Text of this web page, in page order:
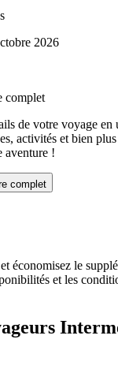
2026
complet
de votre voyage en
activités et bien
aventure !
complet
économisez le
et les